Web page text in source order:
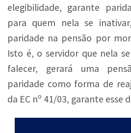
elegibilidade, garante
para quem nela se
paridade na pensão por
Isto é, o servidor que nela
falecer, gerará uma
paridade como forma de
da EC nº 41/03, garante esse